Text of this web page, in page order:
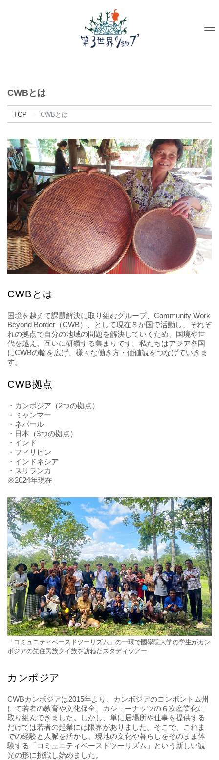
CWBとは
TOP CWBとは
CWBとは
国境を越えて課題解決に取り組むグループ、Community Work
Beyond Border（CWB）、として現在８か国で活動し、それぞ
れの拠点で自分の地域の問題を解決していくため、国境や世
代を越え、互いに研鑽する集まりです。私たちはアジア各国
にCWBの輪を広げ、様々な働き方・価値観をつなげていきま
す。
CWB拠点
・カンボジア（2つの拠点）
・ミャンマー
・ネパール
・日本（3つの拠点）
・インド
・フィリピン
・インドネシア
・スリランカ
※2024年現在
「コミュニティベースドツーリズム」の一環で國學院大学の学生がカン
ボジアの先住民族クイ族を訪ねたスタディツアー
カンボジア
CWBカンボジアは2015年より、カンボジアのコンポントム州
にて若者の教育や文化保全、カシューナッツの６次産業化に
取り組んできました。しかし、単に居場所や仕事を提供する
だけでは若者の起業には限界がありました。そこで、これま
での経験と人脈を活かし、現地の文化や暮らしをそのまま体
験する「コミュニティベースドツーリズム」という新しい観
光の形に挑戦し始めました。